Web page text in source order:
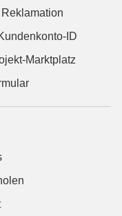
ID
Marktplatz